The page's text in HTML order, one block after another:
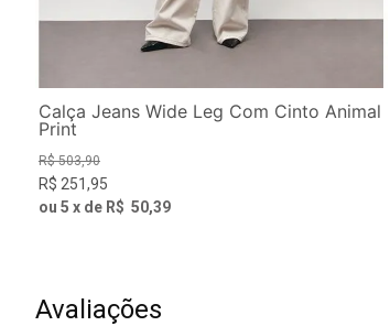
Calça Jeans Wide Leg Com Cinto Animal
Print
R$ 503,90
R$ 251,95
ou 5 x de R$ 50,39
Avaliações